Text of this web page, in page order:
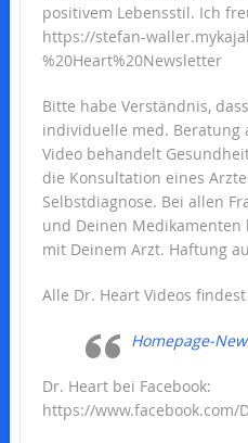
positivem Lebensstil. Ich
https://stefan-
%20Heart%20Newsletter
Bitte habe Verständnis,
individuelle med. Beratung
Video behandelt
die Konsultation eines
Selbstdiagnose. Bei allen
und Deinen Medikamenten
mit Deinem Arzt. Haftung
Alle Dr. Heart Videos
Homepage-
Dr. Heart bei Facebook:
https://www.facebook.com/